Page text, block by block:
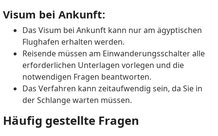
Visum bei Ankunft:
Das Visum bei Ankunft kann nur am ägyptischen
Flughafen erhalten werden.
Reisende müssen am Einwanderungsschalter alle
erforderlichen Unterlagen vorlegen und die
notwendigen Fragen beantworten.
Das Verfahren kann zeitaufwendig sein, da Sie in
der Schlange warten müssen.
Häufig gestellte Fragen